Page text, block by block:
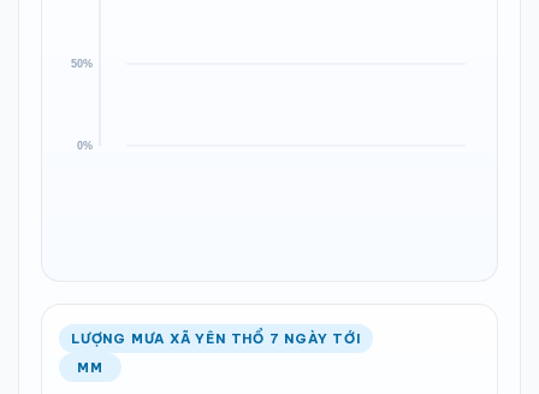
LƯỢNG MƯA XÃ YÊN THỔ 7 NGÀY TỚI
MM